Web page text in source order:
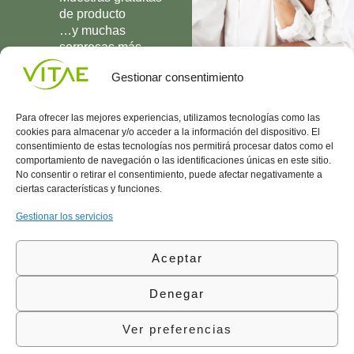
Gestionar consentimiento
Para ofrecer las mejores experiencias, utilizamos tecnologías como las
cookies para almacenar y/o acceder a la información del dispositivo. El
consentimiento de estas tecnologías nos permitirá procesar datos como el
comportamiento de navegación o las identificaciones únicas en este sitio.
No consentir o retirar el consentimiento, puede afectar negativamente a
ciertas características y funciones.
Gestionar los servicios
Aceptar
Denegar
Ver preferencias
de producto
…y muchas
sorpresas más
UNIRME
Conocenos
Vitae
l
Área
Política
de
Política
Calidad
(+34)
935
©Vitae Health Innovation S.L. Todos los derechos